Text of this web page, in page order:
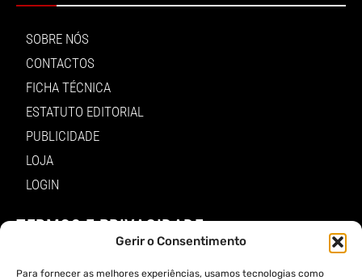
Gerir o Consentimento
Para fornecer as melhores experiências, usamos tecnologias como
SOBRE NÓS
CONTACTOS
FICHA TÉCNICA
ESTATUTO EDITORIAL
PUBLICIDADE
LOJA
LOGIN
TERMOS E PRIVACIDADE
POLÍTICA DE PROTEÇÃO DE DADOS E DE PRIVACIDADE